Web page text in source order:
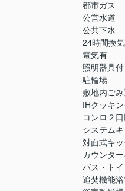
都市ガス
公営水道
公共下水
24時間換
電気有
照明器具付
駐輪場
敷地内ご
IHクッキ
コンロ２
システム
対面式キ
カウンタ
バス・トイ
追焚機能浴